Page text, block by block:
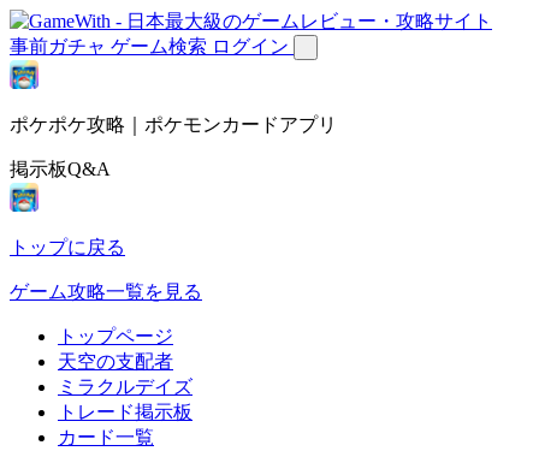
事前ガチャ ゲーム検索 ログイン
ポケポケ攻略｜ポケモンカードアプリ
掲示板Q&A
トップに戻る
ゲーム攻略一覧を見る
トップページ
天空の支配者
ミラクルデイズ
トレード掲示板
カード一覧